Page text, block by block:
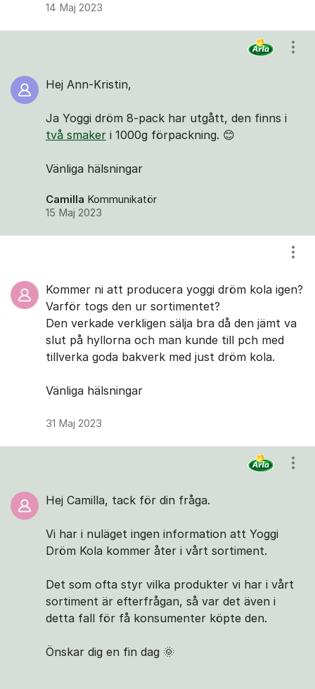
14 Maj 2023
Hej Ann-Kristin,
Ja Yoggi dröm 8-pack har utgått, den finns i
två smaker i 1000g förpackning. 😊
Vänliga hälsningar
Camilla Kommunikatör
15 Maj 2023
Kommer ni att producera yoggi dröm kola igen?
Varför togs den ur sortimentet?
Den verkade verkligen sälja bra då den jämt va
slut på hyllorna och man kunde till pch med
tillverka goda bakverk med just dröm kola.
Vänliga hälsningar
31 Maj 2023
Hej Camilla, tack för din fråga.
Vi har i nuläget ingen information att Yoggi
Dröm Kola kommer åter i vårt sortiment.
Det som ofta styr vilka produkter vi har i vårt
sortiment är efterfrågan, så var det även i
detta fall för få konsumenter köpte den.
Önskar dig en fin dag 🌞